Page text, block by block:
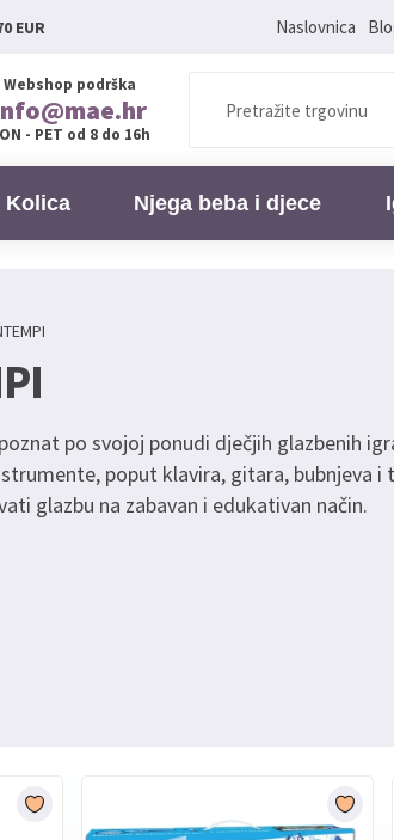
EUR Naslovnica
Webshop podrška
- PET od 8 do 16h
Kolica Njega beba i djece
po svojoj ponudi dječjih glazbenih
poput klavira, gitara, bubnjeva i
glazbu na zabavan i edukativan način.